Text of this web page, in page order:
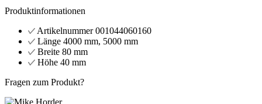
Produktinformationen
Artikelnummer 001044060160
Länge 4000 mm, 5000 mm
Breite 80 mm
Höhe 40 mm
Fragen zum Produkt?